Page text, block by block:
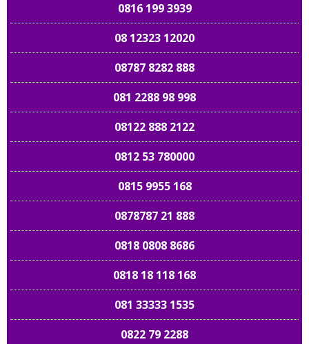
0816 199 3939
08 12323 12020
08787 8282 888
081 2288 98 998
08122 888 2122
0812 53 780000
0815 9955 168
0878787 21 888
0818 0808 8686
0818 18 118 168
081 33333 1535
0822 79 2288